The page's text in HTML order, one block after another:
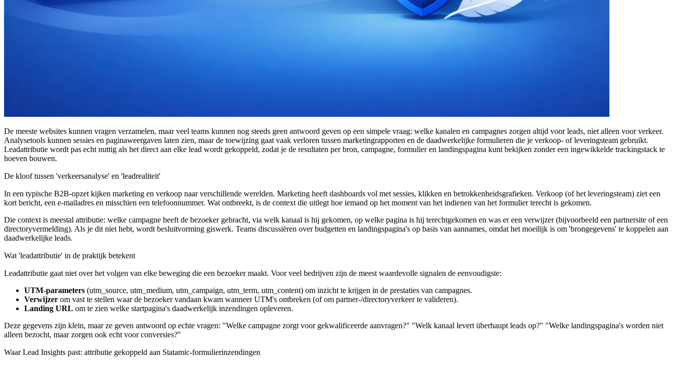
De meeste websites kunnen vragen verzamelen, maar veel teams kunnen nog steeds geen antwoord geven op een simpele vraag: welke kanalen en campagnes zorgen altijd voor leads, niet alleen voor verkeer.
Analysetools kunnen sessies en paginaweergaven laten zien, maar de toewijzing gaat vaak verloren tussen marketingrapporten en de daadwerkelijke formulieren die je verkoop- of leveringsteam gebruikt.
Leadattributie wordt pas echt nuttig als het direct aan elke lead wordt gekoppeld, zodat je de resultaten per bron, campagne, formulier en landingspagina kunt bekijken zonder een ingewikkelde trackingstack te
hoeven bouwen.
De kloof tussen 'verkeersanalyse' en 'leadrealiteit'
In een typische B2B-opzet kijken marketing en verkoop naar verschillende werelden. Marketing heeft dashboards vol met sessies, klikken en betrokkenheidsgrafieken. Verkoop (of het leveringsteam) ziet een
kort bericht, een e-mailadres en misschien een telefoonnummer. Wat ontbreekt, is de context die uitlegt hoe iemand op het moment van het indienen van het formulier terecht is gekomen.
Die context is meestal attributie: welke campagne heeft de bezoeker gebracht, via welk kanaal is hij gekomen, op welke pagina is hij terechtgekomen en was er een verwijzer (bijvoorbeeld een partnersite of een
directoryvermelding). Als je dit niet hebt, wordt besluitvorming giswerk. Teams discussiëren over budgetten en landingspagina's op basis van aannames, omdat het moeilijk is om 'brongegevens' te koppelen aan
daadwerkelijke leads.
Wat 'leadattributie' in de praktijk betekent
Leadattributie gaat niet over het volgen van elke beweging die een bezoeker maakt. Voor veel bedrijven zijn de meest waardevolle signalen de eenvoudigste:
UTM-parameters (utm_source, utm_medium, utm_campaign, utm_term, utm_content) om inzicht te krijgen in de prestaties van campagnes.
Verwijzer om vast te stellen waar de bezoeker vandaan kwam wanneer UTM's ontbreken (of om partner-/directoryverkeer te valideren).
Landing URL om te zien welke startpagina's daadwerkelijk inzendingen opleveren.
Deze gegevens zijn klein, maar ze geven antwoord op echte vragen: "Welke campagne zorgt voor gekwalificeerde aanvragen?" "Welk kanaal levert überhaupt leads op?" "Welke landingspagina's worden niet
alleen bezocht, maar zorgen ook echt voor conversies?"
Waar Lead Insights past: attributie gekoppeld aan Statamic-formulierinzendingen